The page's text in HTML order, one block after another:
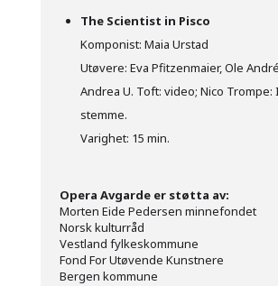
The Scientist in Pisco
Komponist: Maia Urstad
Utøvere: Eva Pfitzenmaier, Ole
Andrea U. Toft: video; Nico
stemme.
Varighet: 15 min.
Opera Avgarde er støtta av:
Morten Eide Pedersen minnefondet
Norsk kulturråd
Vestland fylkeskommune
Fond For Utøvende Kunstnere
Bergen kommune